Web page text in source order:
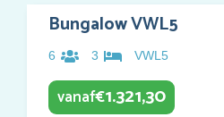
Bungalow VWL5
6 3 VWL5
vanaf€1.321,30